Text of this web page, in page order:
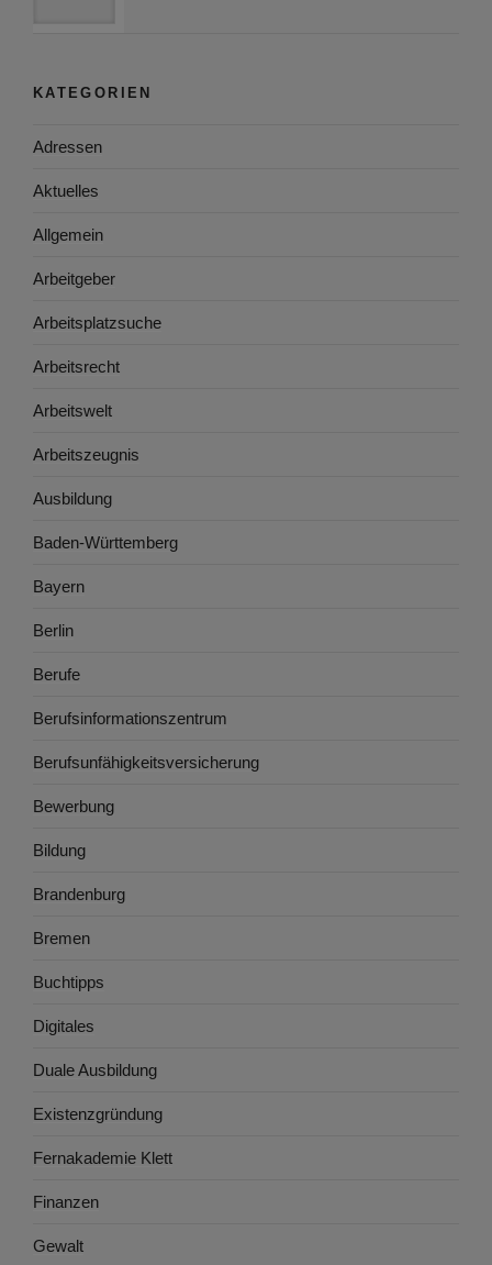
KATEGORIEN
Adressen
Aktuelles
Allgemein
Arbeitgeber
Arbeitsplatzsuche
Arbeitsrecht
Arbeitswelt
Arbeitszeugnis
Ausbildung
Baden-Württemberg
Bayern
Berlin
Berufe
Berufsinformationszentrum
Berufsunfähigkeitsversicherung
Bewerbung
Bildung
Brandenburg
Bremen
Buchtipps
Digitales
Duale Ausbildung
Existenzgründung
Fernakademie Klett
Finanzen
Gewalt